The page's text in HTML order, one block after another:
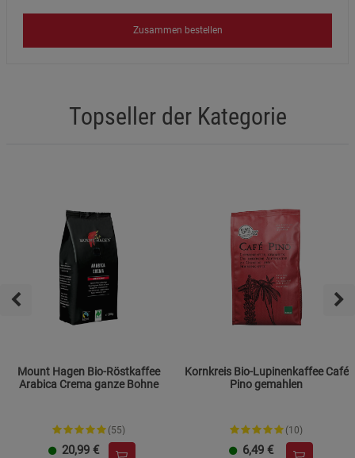
Zusammen bestellen
Topseller der Kategorie
Mount Hagen Bio-Röstkaffee
Arabica Crema ganze Bohne
(55)
20,99 €
Kornkreis Bio-Lupinenkaffee Café
Pino gemahlen
(10)
6,49 €